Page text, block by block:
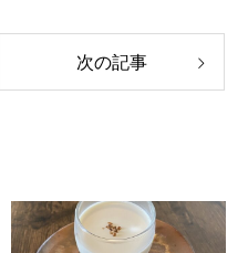
次の記事